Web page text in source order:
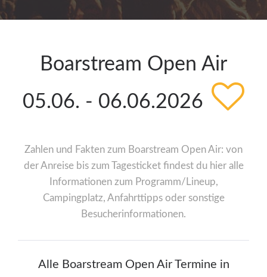
Boarstream Open Air
05.06. - 06.06.2026
Zahlen und Fakten zum Boarstream Open Air: von
der Anreise bis zum Tagesticket findest du hier alle
Informationen zum Programm/Lineup,
Campingplatz, Anfahrttipps oder sonstige
Besucherinformationen.
Alle Boarstream Open Air Termine in